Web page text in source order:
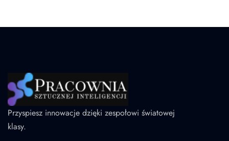
Przyspiesz innowacje dzięki zespołowi światowej
klasy.